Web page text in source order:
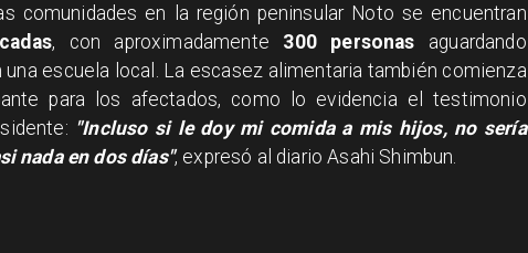
comunidades en la región peninsular Noto se encuentran
, con aproximadamente 300 personas aguardando
una escuela local. La escasez alimentaria también comienza
para los afectados, como lo evidencia el testimonio
"Incluso si le doy mi comida a mis hijos, no sería
nada en dos días", expresó al diario Asahi Shimbun.